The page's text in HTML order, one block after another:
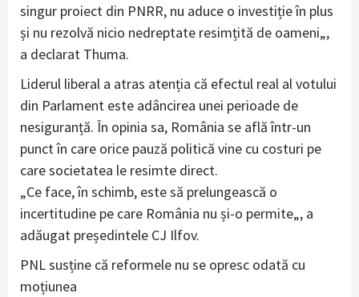
singur proiect din PNRR, nu aduce o investiție în plus
și nu rezolvă nicio nedreptate resimțită de oameni„,
a declarat Thuma.
Liderul liberal a atras atenția că efectul real al votului
din Parlament este adâncirea unei perioade de
nesiguranță. În opinia sa, România se află într-un
punct în care orice pauză politică vine cu costuri pe
care societatea le resimte direct.
„Ce face, în schimb, este să prelungească o
incertitudine pe care România nu și-o permite„, a
adăugat președintele CJ Ilfov.
PNL susține că reformele nu se opresc odată cu
moțiunea